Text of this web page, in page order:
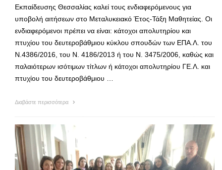
Εκπαίδευσης Θεσσαλίας καλεί τους ενδιαφερόμενους για
υποβολή αιτήσεων στο Μεταλυκειακό Έτος-Τάξη Μαθητείας. Οι
ενδιαφερόμενοι πρέπει να είναι: κάτοχοι απολυτηρίου και
πτυχίου του δευτεροβάθμιου κύκλου σπουδών των ΕΠΑ.Λ. του
Ν.4386/2016, του Ν. 4186/2013 ή του Ν. 3475/2006, καθώς και
παλαιότερων ισότιμων τίτλων ή κάτοχοι απολυτηρίου ΓΕ.Λ. και
πτυχίου του δευτεροβάθμιου …
Διαβάστε περισσότερα